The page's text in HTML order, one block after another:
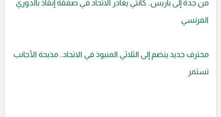
من جدة إلى باريس.. كانتي يغادر الاتحاد في صفقة إنقاذ بالدوري
الفرنسي
محترف جديد ينضم إلى الثلاثي المنبوذ في الاتحاد.. مذبحة الأجانب
تستمر